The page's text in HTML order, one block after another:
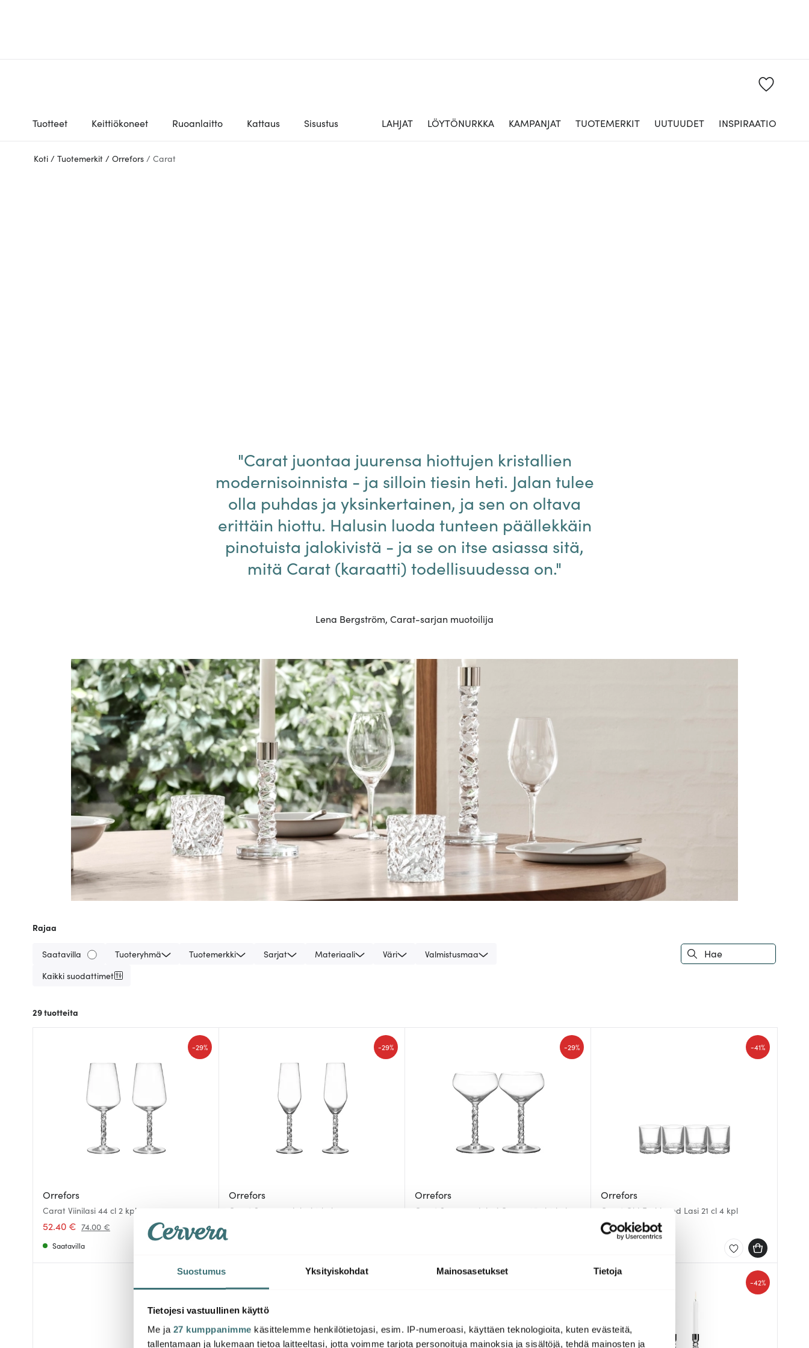
Suostumus Yksityiskohdat Mainosasetukset Tietoja
Tietojesi vastuullinen käyttö
Me ja 27 kumppanimme käsittelemme henkilötietojasi, esim. IP-numeroasi, käyttäen teknologioita, kuten evästeitä,
tallentamaan ja lukemaan tietoa laitteeltasi, jotta voimme tarjota personoituja mainoksia ja sisältöjä, tehdä mainosten ja
Tuotteet Keittiökoneet Ruoanlaitto Kattaus Sisustus LAHJAT LÖYTÖNURKKA KAMPANJAT TUOTEMERKIT UUTUUDET INSPIRAATIO
Koti / Tuotemerkit / Orrefors / Carat
"Carat juontaa juurensa hiottujen kristallien
modernisoinnista - ja silloin tiesin heti. Jalan tulee
olla puhdas ja yksinkertainen, ja sen on oltava
erittäin hiottu. Halusin luoda tunteen päällekkäin
pinotuista jalokivistä - ja se on itse asiassa sitä,
mitä Carat (karaatti) todellisuudessa on."
Lena Bergström, Carat-sarjan muotoilija
Rajaa
Saatavilla Tuoteryhmä Tuotemerkki Sarjat Materiaali Väri
Valmistusmaa
Kaikki suodattimet
29tuotteita
Orrefors
Carat Viinilasi 44 cl 2 kpl
52.40 € 74.00 €
-29%
Saatavilla
Orrefors
Carat Samppanjalasi 2 kpl
-29%
Orrefors
Carat Samppanjalasi Coupe 25 cl 2 kpl
-29%
Orrefors
Carat Old Fashioned Lasi 21 cl 4 kpl
76.98 € 130.01 €
-41%
-42%